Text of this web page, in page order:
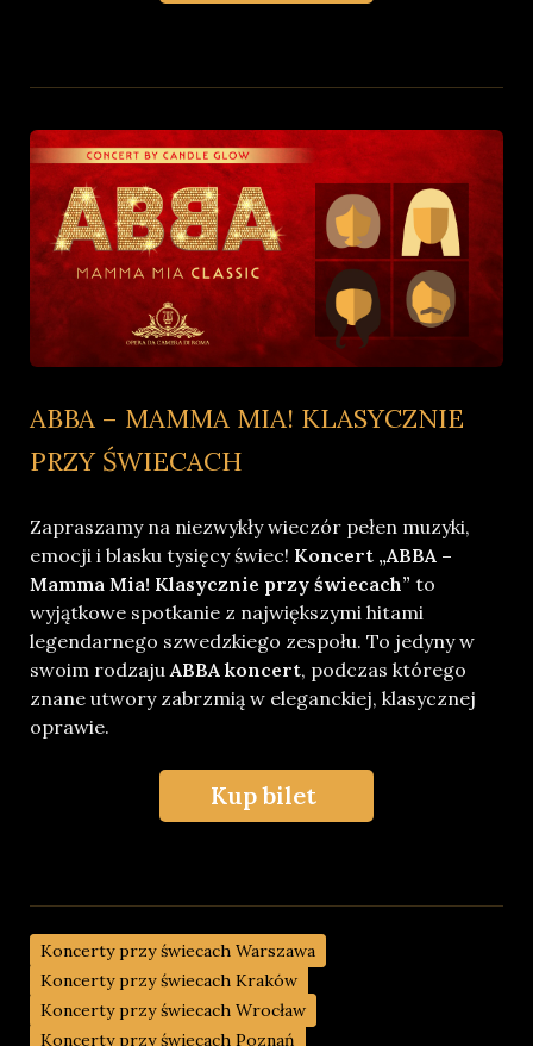
ABBA – MAMMA MIA! KLASYCZNIE
PRZY ŚWIECACH
Zapraszamy na niezwykły wieczór pełen muzyki,
emocji i blasku tysięcy świec! Koncert „ABBA –
Mamma Mia! Klasycznie przy świecach” to
wyjątkowe spotkanie z największymi hitami
legendarnego szwedzkiego zespołu. To jedyny w
swoim rodzajuABBA koncert, podczas którego
znane utwory zabrzmią w eleganckiej, klasycznej
oprawie.
Kup bilet
Koncerty przy świecach Warszawa
Koncerty przy świecach Kraków
Koncerty przy świecach Wrocław
Koncerty przy świecach Poznań